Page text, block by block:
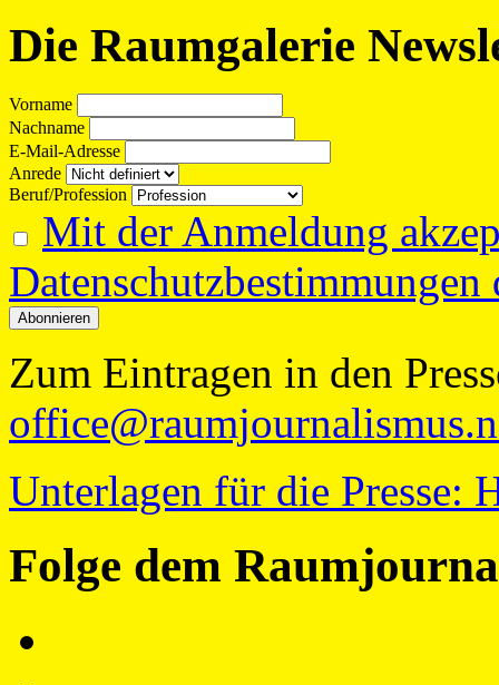
Die Raumgalerie
Vorname
Nachname
E-Mail-Adresse
Anrede
Beruf/Profession
Mit der Anmeldung
Datenschutzbestimmungen
Zum Eintragen in den
Unterlagen für die Presse:
Folge dem